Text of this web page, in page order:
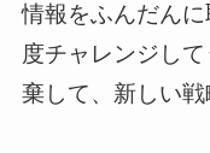
情報をふんだん
度チャレンジし
棄して、新しい戦